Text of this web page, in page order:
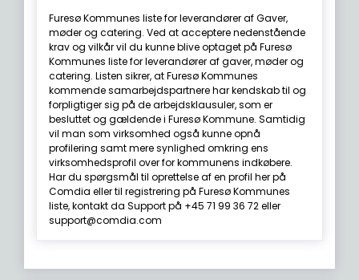
Furesø Kommunes liste for leverandører af Gaver,
møder og catering. Ved at acceptere nedenstående
krav og vilkår vil du kunne blive optaget på Furesø
Kommunes liste for leverandører af gaver, møder og
catering. Listen sikrer, at Furesø Kommunes
kommende samarbejdspartnere har kendskab til og
forpligtiger sig på de arbejdsklausuler, som er
besluttet og gældende i Furesø Kommune. Samtidig
vil man som virksomhed også kunne opnå
profilering samt mere synlighed omkring ens
virksomhedsprofil over for kommunens indkøbere.
Har du spørgsmål til oprettelse af en profil her på
Comdia eller til registrering på Furesø Kommunes
liste, kontakt da Support på +45 71 99 36 72 eller
support@comdia.com